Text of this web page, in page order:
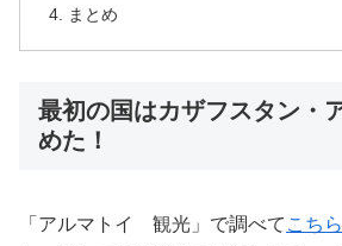
まとめ
最初の国はカザフスタン・
めた！
「アルマトイ 観光」で調べて こちら